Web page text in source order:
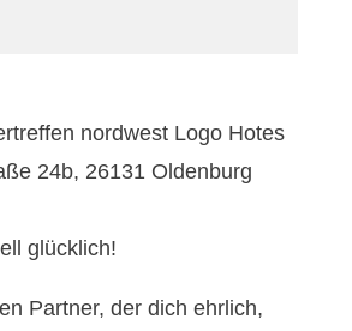
24b, 26131 Oldenburg
glücklich!
Partner, der dich ehrlich,